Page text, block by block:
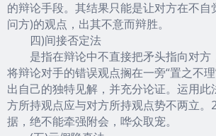
的辩论手段。其结果只能是让对方在不自
问方)的观点，出其不意而辩胜。
四)间接否定法
是指在辩论中不直接把矛头指向对方
将辩论对手的错误观点搁在一旁“置之不
出自己的独特见解，并充分论证。运用此
方所持观点应与对方所持观点势不两立。
据，绝不能牵强附会，哗众取宠。